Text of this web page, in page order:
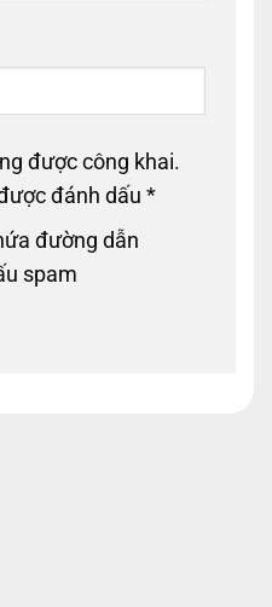
được công khai.
đánh dấu *
đường dẫn
spam